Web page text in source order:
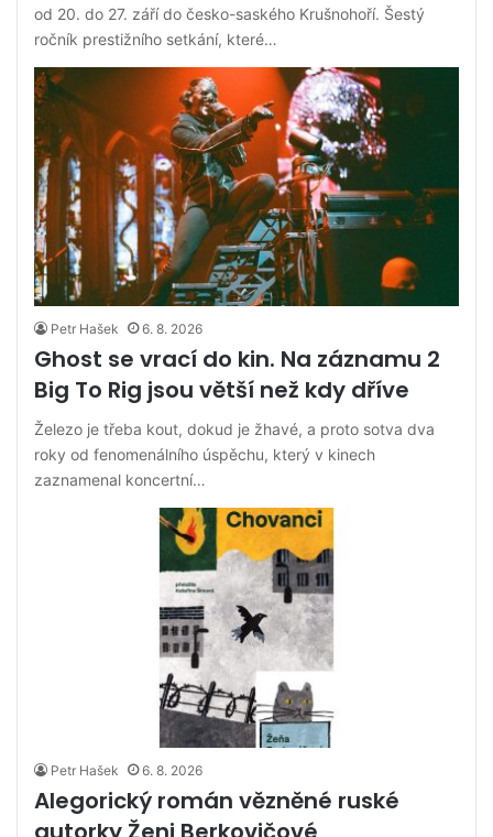
od 20. do 27. září do česko-saského Krušnohoří. Šestý
ročník prestižního setkání, které…
Petr Hašek 6. 8. 2026
Ghost se vrací do kin. Na záznamu 2
Big To Rig jsou větší než kdy dříve
Železo je třeba kout, dokud je žhavé, a proto sotva dva
roky od fenomenálního úspěchu, který v kinech
zaznamenal koncertní…
Petr Hašek 6. 8. 2026
Alegorický román vězněné ruské